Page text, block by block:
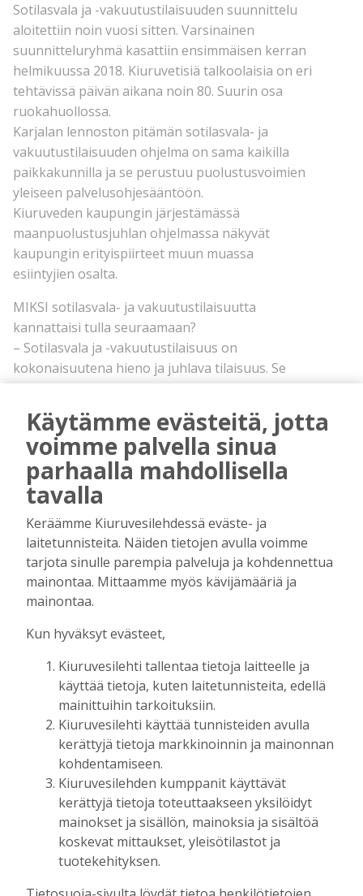
Sotilasvala ja -vakuutustilaisuuden suunnittelu
aloitettiin noin vuosi sitten. Varsinainen
suunnitteluryhmä kasattiin ensimmäisen kerran
helmikuussa 2018. Kiuruvetisiä talkoolaisia on eri
tehtävissä päivän aikana noin 80. Suurin osa
ruokahuollossa.
Karjalan lennoston pitämän sotilasvala- ja
vakuutustilaisuuden ohjelma on sama kaikilla
paikkakunnilla ja se perustuu puolustusvoimien
yleiseen palvelusohjesääntöön.
Kiuruveden kaupungin järjestämässä
maanpuolustusjuhlan ohjelmassa näkyvät
kaupungin erityispiirteet muun muassa
esiintyjien osalta.
MIKSI sotilasvala- ja vakuutustilaisuutta
kannattaisi tulla seuraamaan?
– Sotilasvala ja -vakuutustilaisuus on
kokonaisuutena hieno ja juhlava tilaisuus. Se
muistuttaa meitä kaikkia ennen kaikkea siitä, että
puolustusvoimat näkyy kaikkialla ja kuuluu
kaikille. Lisäksi paikalliset sotaveteraanit ja lotat
ovat tilaisuuden kunniavieraita, kiteyttää
Kontkanen.
Sotilasvalan yhteydessä kaupunkilaiset voivat
tapahtumien seuraamiseen.
Kontkanen lisää, että Kiuruvedellä, kuten
muillakin sotilasvala ja -vakuutuspaikkakunnilla,
tullaan näkemään ryhdikkäitä, suomalaisia nuoria
varusmiehiä ja kokeneita, paikallisia reserviläisiä.
mainos alkaa
mainos päättyy
Käytämme evästeitä, jotta
voimme palvella sinua
parhaalla mahdollisella
tavalla
Keräämme Kiuruvesilehdessä eväste- ja
laitetunnisteita. Näiden tietojen avulla voimme
tarjota sinulle parempia palveluja ja kohdennettua
mainontaa. Mittaamme myös kävijämääriä ja
mainontaa.
Kun hyväksyt evästeet,
Kiuruvesilehti tallentaa tietoja laitteelle ja
käyttää tietoja, kuten laitetunnisteita, edellä
mainittuihin tarkoituksiin.
Kiuruvesilehti käyttää tunnisteiden avulla
kerättyjä tietoja markkinoinnin ja mainonnan
kohdentamiseen.
Kiuruvesilehden kumppanit käyttävät
kerättyjä tietoja toteuttaakseen yksilöidyt
mainokset ja sisällön, mainoksia ja sisältöä
koskevat mittaukset, yleisötilastot ja
tuotekehityksen.